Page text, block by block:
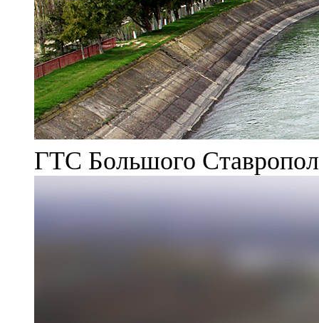
ГТС Большого